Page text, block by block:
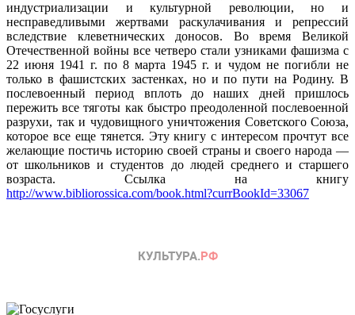
индустриализации и культурной революции, но и
несправедливыми жертвами раскулачивания и репрессий
вследствие клеветнических доносов. Во время Великой
Отечественной войны все четверо стали узниками фашизма с
22 июня 1941 г. по 8 марта 1945 г. и чудом не погибли не
только в фашистских застенках, но и по пути на Родину. В
послевоенный период вплоть до наших дней пришлось
пережить все тяготы как быстро преодоленной послевоенной
разрухи, так и чудовищного уничтожения Советского Союза,
которое все еще тянется. Эту книгу с интересом прочтут все
желающие постичь историю своей страны и своего народа —
от школьников и студентов до людей среднего и старшего
возраста. Ссылка на книгу
http://www.bibliorossica.com/book.html?currBookId=33067